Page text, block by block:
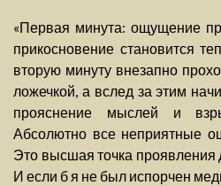
«Первая минута: ощущение
прикосновение становится
вторую минуту внезапно
ложечкой, а вслед за этим
прояснение мыслей и
Абсолютно все неприятные
Это высшая точка проявления
И если б я не был испорчен